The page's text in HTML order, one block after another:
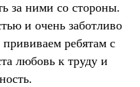
за ними со стороны.
и очень заботливо
ребятам с
любовь к труду и